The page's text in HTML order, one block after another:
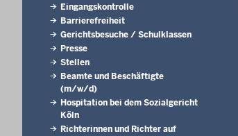
Eingangskontrolle
Barrierefreiheit
Gerichtsbesuche / Schulklassen
Presse
Stellen
Beamte und Beschäftigte
(m/w/d)
Hospitation bei dem Sozialgericht
Köln
Richterinnen und Richter auf